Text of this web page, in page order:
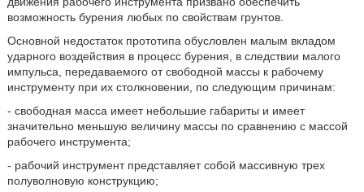
возможность бурения любых по свойствам грунтов.
Основной недостаток прототипа обусловлен малым вкладом
ударного воздействия в процесс бурения, в следствии малого
импульса, передаваемого от свободной массы к рабочему
инструменту при их столкновении, по следующим причинам:
- свободная масса имеет небольшие габариты и имеет
значительно меньшую величину массы по сравнению с массой
рабочего инструмента;
- рабочий инструмент представляет собой массивную трех
полуволновую конструкцию;